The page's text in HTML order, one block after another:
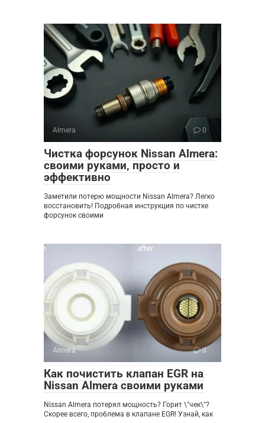
Almera 0
Чистка форсунок Nissan Almera:
своими руками‚ просто и
эффективно
Заметили потерю мощности Nissan Almera? Легко
восстановить! Подробная инструкция по чистке
форсунок своими
Almera 0
Как почистить клапан EGR на
Nissan Almera своими руками
Nissan Almera потерял мощность? Горит \"чек\"?
Скорее всего, проблема в клапане EGR! Узнай, как